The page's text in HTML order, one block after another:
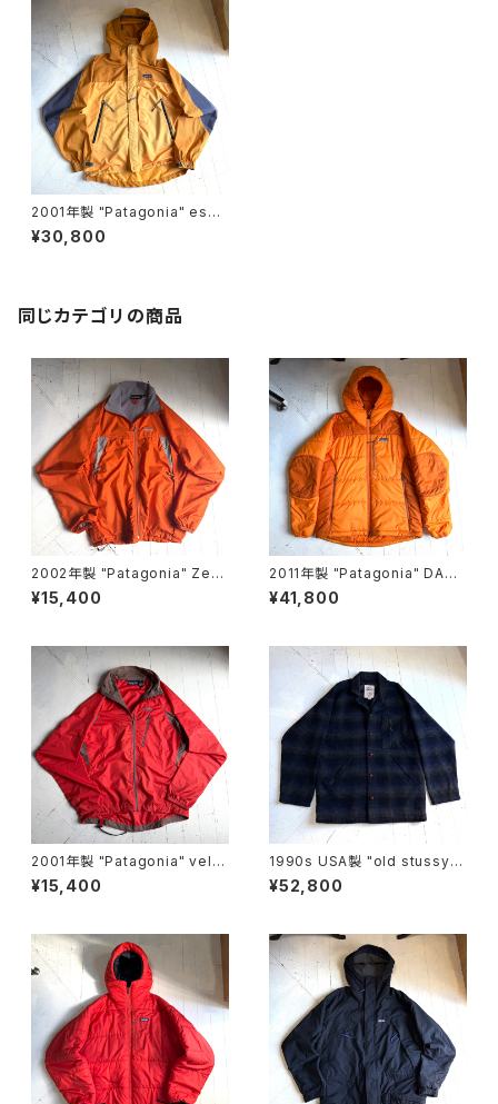
2001年製 "Patagonia" esse
ntial jacket
¥30,800
同じカテゴリの商品
2002年製 "Patagonia" Zep
hur jacket
¥15,400
2011年製 "Patagonia" DAS
PARKA
¥41,800
2001年製 "Patagonia" velo
city O2 jacket
¥15,400
1990s USA製 "old stussy"
omble check jacket
¥52,800